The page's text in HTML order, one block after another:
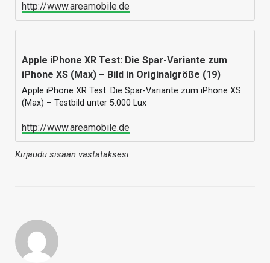
http://www.areamobile.de
Apple iPhone XR Test: Die Spar-Variante zum
iPhone XS (Max) – Bild in Originalgröße (19)
Apple iPhone XR Test: Die Spar-Variante zum iPhone XS
(Max) – Testbild unter 5.000 Lux
http://www.areamobile.de
Kirjaudu sisään vastataksesi